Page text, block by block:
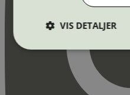
VIS DETALJER
Strengt